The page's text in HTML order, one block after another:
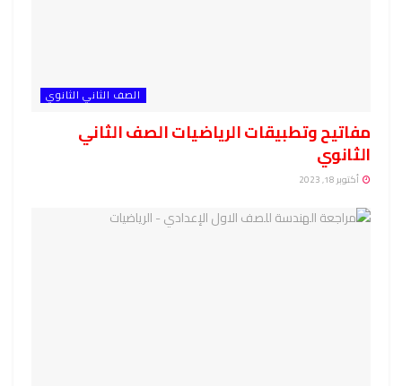
الصف الثاني الثانوي
مفاتيح وتطبيقات الرياضيات الصف الثاني
الثانوي
أكتوبر 18, 2023